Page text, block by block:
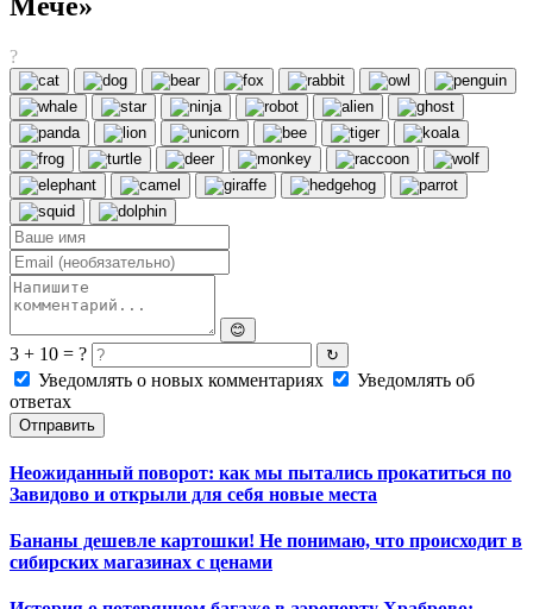
?
😊
3 + 10 = ? ↻
Уведомлять о новых комментариях
Уведомлять об
ответах
Отправить
Неожиданный поворот: как мы пытались прокатиться по
Завидово и открыли для себя новые места
Бананы дешевле картошки! Не понимаю, что происходит в
сибирских магазинах с ценами